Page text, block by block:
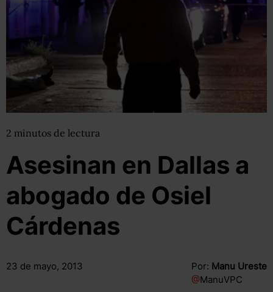
2 minutos de lectura
Asesinan en Dallas a
abogado de Osiel
Cárdenas
23 de mayo, 2013 Por: Manu Ureste
@ManuVPC